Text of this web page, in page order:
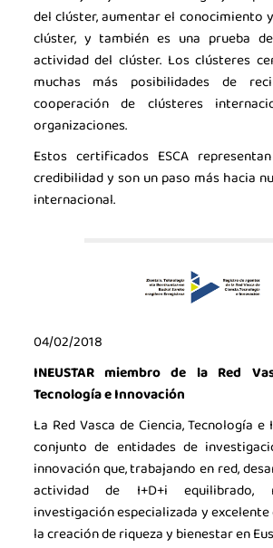
del clúster, aumentar el conocimiento
clúster, y también es una prueba
actividad del clúster. Los clústeres
muchas más posibilidades de
cooperación de clústeres
organizaciones.
Estos certificados ESCA
credibilidad y son un paso más hacia
internacional.
04/02/2018
INEUSTAR miembro de la Red
Tecnología e Innovación
La Red Vasca de Ciencia, Tecnología
conjunto de entidades de
innovación que, trabajando en red,
actividad de I+D+i equilibrado,
investigación especializada y
la creación de riqueza y bienestar en